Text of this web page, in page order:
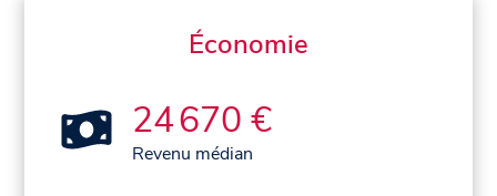
Économie
24 670 €
Revenu médian